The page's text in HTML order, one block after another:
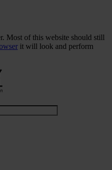
Most of this website should still
it will look and perform